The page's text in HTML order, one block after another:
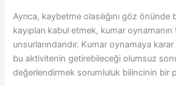
Ayrıca, kaybetme olasılığını göz
kayıpları kabul etmek, kumar oynamanın
unsurlarındandır. Kumar oynamaya
bu aktivitenin getirebileceği olumsuz
değerlendirmek sorumluluk bilincinin bir